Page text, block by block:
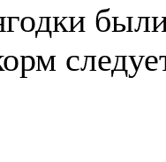
были